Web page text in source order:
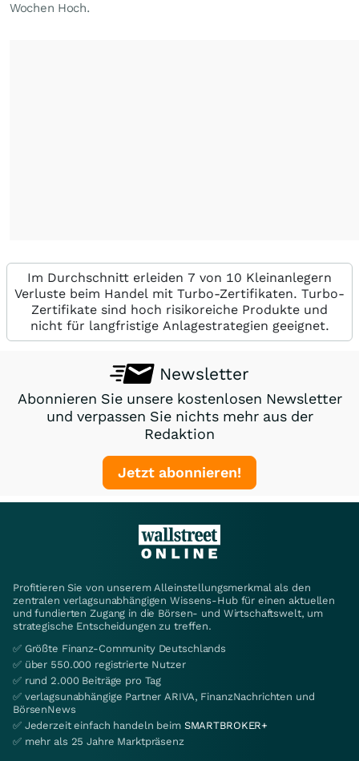
Wochen Hoch.
Im Durchschnitt erleiden 7 von 10 Kleinanlegern
Verluste beim Handel mit Turbo-Zertifikaten. Turbo-
Zertifikate sind hoch risikoreiche Produkte und
nicht für langfristige Anlagestrategien geeignet.
Newsletter
Abonnieren Sie unsere kostenlosen Newsletter
und verpassen Sie nichts mehr aus der
Redaktion
Jetzt abonnieren!
Profitieren Sie von unserem Alleinstellungsmerkmal als den
zentralen verlagsunabhängigen Wissens-Hub für einen aktuellen
und fundierten Zugang in die Börsen- und Wirtschaftswelt, um
strategische Entscheidungen zu treffen.
✅ Größte Finanz-Community Deutschlands
✅ über 550.000 registrierte Nutzer
✅ rund 2.000 Beiträge pro Tag
✅ verlagsunabhängige Partner ARIVA, FinanzNachrichten und
BörsenNews
✅ Jederzeit einfach handeln beim SMARTBROKER+
✅ mehr als 25 Jahre Marktpräsenz